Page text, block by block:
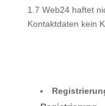
1.7 Web24 haftet
Kontaktdaten kein